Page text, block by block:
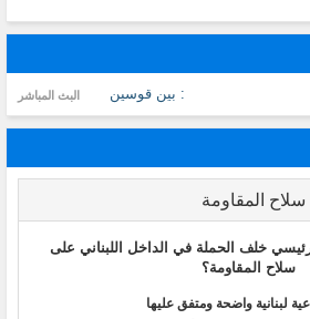
: بين قوسين البث المباشر
سلاح المقاومة
خلف الحملة في الداخل اللبناني على
سلاح المقاومة؟
لبنانية واضحة ومتفق عليها